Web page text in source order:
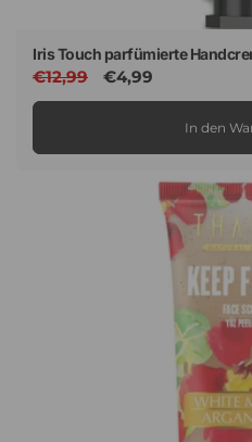
Iris Touch parfümierte
Normaler
Preis
€12,99 Verkaufspreis
€4,99
In den